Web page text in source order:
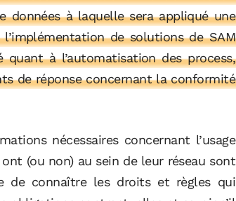
données à laquelle sera appliqué une
de solutions de SAM
à l’automatisation des process,
de réponse concernant la conformité
nécessaires concernant l’usage
(ou non) au sein de leur réseau sont
de connaître les droits et règles qui